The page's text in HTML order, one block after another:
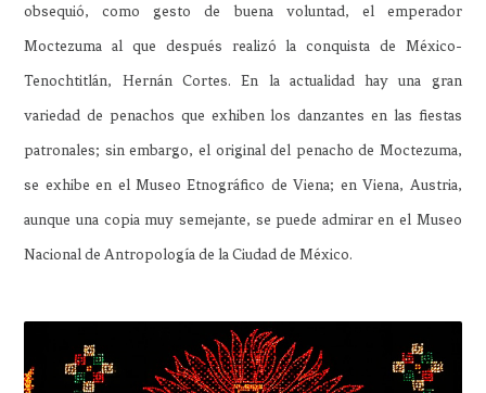
obsequió, como gesto de buena voluntad, el emperador
Moctezuma al que después realizó la conquista de México-
Tenochtitlán, Hernán Cortes. En la actualidad hay una gran
variedad de penachos que exhiben los danzantes en las fiestas
patronales; sin embargo, el original del penacho de Moctezuma,
se exhibe en el Museo Etnográfico de Viena; en Viena, Austria,
aunque una copia muy semejante, se puede admirar en el Museo
Nacional de Antropología de la Ciudad de México.